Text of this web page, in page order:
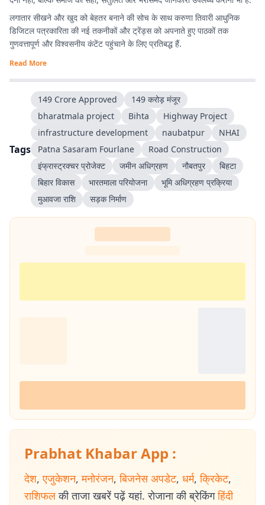
लगातार सीखने और खुद को बेहतर बनाने की सोच के साथ करुणा तिवारी आधुनिक
डिजिटल पत्रकारिता की नई तकनीकों और ट्रेंड्स को अपनाते हुए पाठकों तक
गुणवत्तापूर्ण और विश्वसनीय कंटेंट पहुंचाने के लिए प्रतिबद्ध हैं.
Read More
Tags
149 Crore Approved
149 करोड़ मंजूर
bharatmala project
Bihta
Highway Project
infrastructure development
naubatpur
NHAI
Patna Sasaram Fourlane
Road Construction
इंफ्रास्ट्रक्चर प्रोजेक्ट
जमीन अधिग्रहण नौबतपुर
बिहटा
बिहार विकास
भारतमाला परियोजना
भूमि अधिग्रहण प्रक्रिया
मुआवजा राशि
सड़क निर्माण
Prabhat Khabar App :
देश, एजुकेशन, मनोरंजन, बिजनेस अपडेट, धर्म, क्रिकेट,
राशिफल की ताजा खबरें पढ़ें यहां. रोजाना की ब्रेकिंग हिंदी